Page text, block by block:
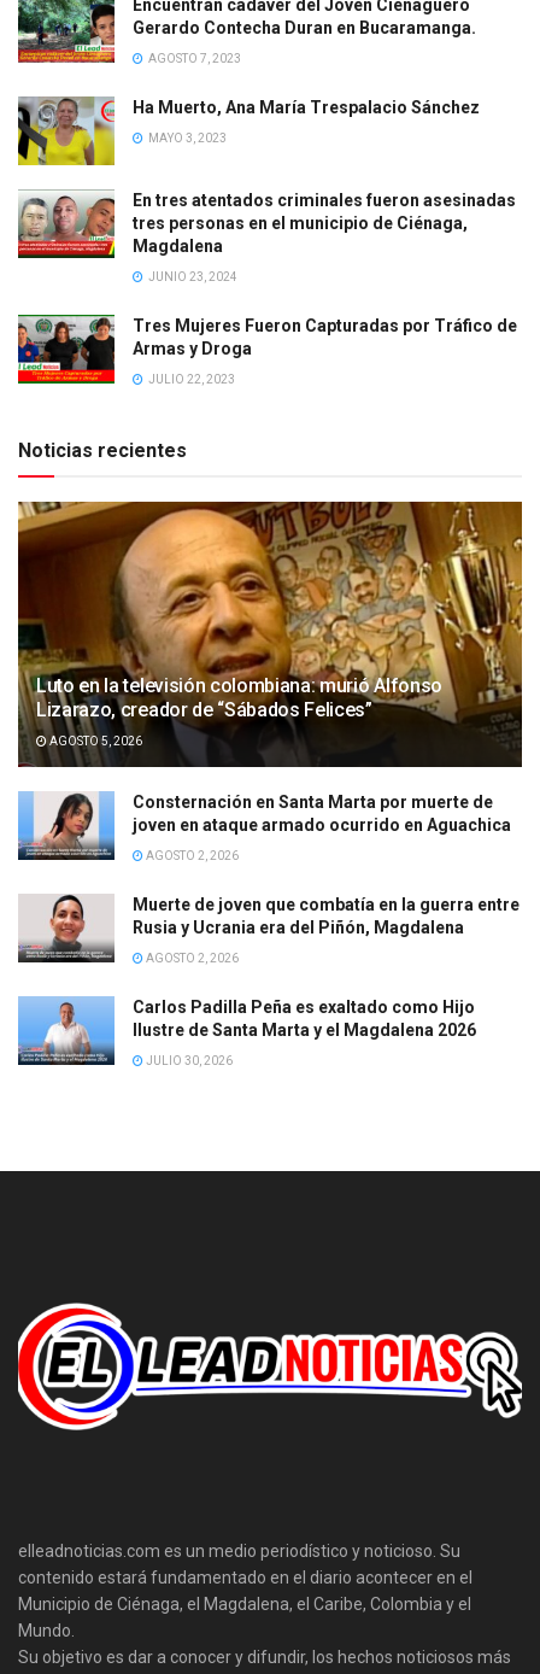
Encuentran cadáver del Joven Cienaguero
Gerardo Contecha Duran en Bucaramanga.
AGOSTO 7, 2023
Ha Muerto, Ana María Trespalacio Sánchez
MAYO 3, 2023
En tres atentados criminales fueron asesinadas
tres personas en el municipio de Ciénaga,
Magdalena
JUNIO 23, 2024
Tres Mujeres Fueron Capturadas por Tráfico de
Armas y Droga
JULIO 22, 2023
Noticias recientes
Luto en la televisión colombiana: murió Alfonso
Lizarazo, creador de “Sábados Felices”
AGOSTO 5, 2026
Consternación en Santa Marta por muerte de
joven en ataque armado ocurrido en Aguachica
AGOSTO 2, 2026
Muerte de joven que combatía en la guerra entre
Rusia y Ucrania era del Piñón, Magdalena
AGOSTO 2, 2026
Carlos Padilla Peña es exaltado como Hijo
Ilustre de Santa Marta y el Magdalena 2026
JULIO 30, 2026
elleadnoticias.com es un medio periodístico y noticioso. Su
contenido estará fundamentado en el diario acontecer en el
Municipio de Ciénaga, el Magdalena, el Caribe, Colombia y el
Mundo.
Su objetivo es dar a conocer y difundir, los hechos noticiosos más